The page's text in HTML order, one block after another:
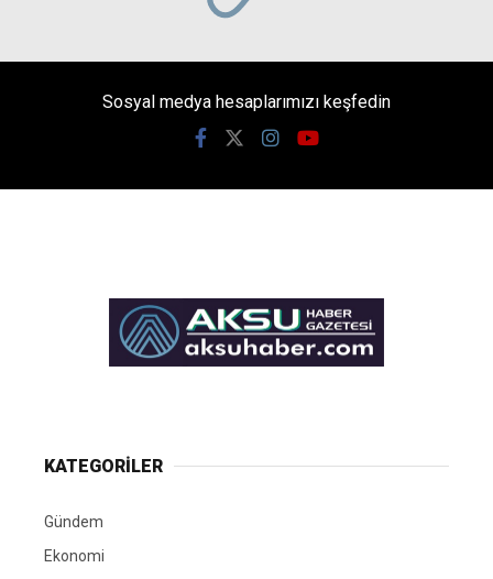
Sosyal medya hesaplarımızı keşfedin
KATEGORİLER
Gündem
Ekonomi